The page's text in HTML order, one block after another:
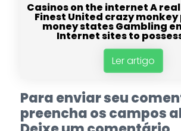
Casinos on the internet A
Finest United crazy
money states Gambling
Internet sites to
Ler artigo
Para enviar seu
preencha os campos